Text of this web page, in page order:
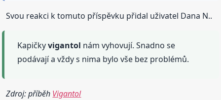
Svou reakci k tomuto příspěvku přidal uživatel Dana N..
Kapičkyvigantol nám vyhovují. Snadno se
podávají a vždy s nima bylo vše bez problémů.
Zdroj: příběh Vigantol